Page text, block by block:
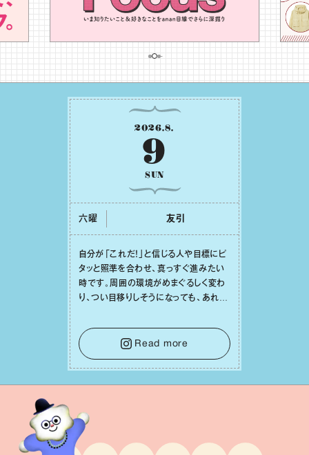
2026.8.
9
SUN
六曜 友引
⾃分が「これだ！」と信じる⼈や⽬標にピ
タッと照準を合わせ、真っすぐ進みたい
時です。周囲の環境がめまぐるしく変わ
り、つい⽬移りしそうになっても、あれこ
をそっと⼿放し、⽬の前のことに集中しま
しょう。そのブレない決意が、あなたにと
って有意義で安定した成果を引き寄せま
す。
Read more